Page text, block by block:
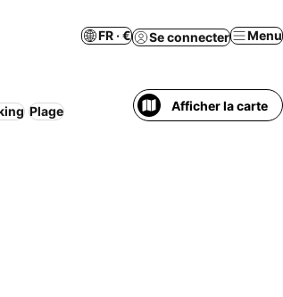
FR · € Se connecter Menu
Plage Afficher la carte
favoris